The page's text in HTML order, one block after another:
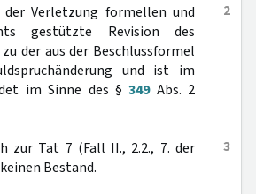
2
der Verletzung formellen und
gestützte Revision des
der aus der Beschlussformel
und ist im
im Sinne des §349Abs. 2
3
zur Tat 7 (Fall II., 2.2., 7. der
Bestand.